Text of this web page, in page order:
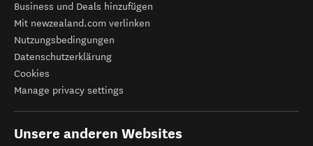
Business und Deals hinzufügen
Mit newzealand.com verlinken
Nutzungsbedingungen
Datenschutzerklärung
Cookies
Manage privacy settings
Unsere anderen Websites